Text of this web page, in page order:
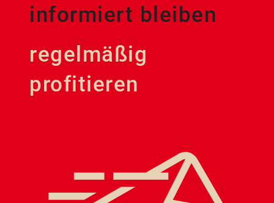
informiert bleiben
regelmäßig
profitieren